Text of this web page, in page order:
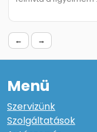
← →
Menü
Szervizünk
Szolgáltatások